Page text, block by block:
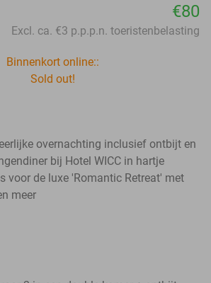
€80
Excl. ca. €3 p.p.p.n. toeristenbelasting
Binnenkort online::
Sold out!
overnachting inclusief ontbijt en
bij Hotel WICC in hartje
voor de luxe 'Romantic Retreat' met
meer